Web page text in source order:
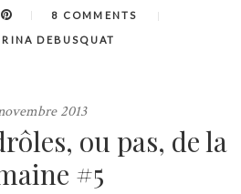
8 COMMENTS
DEBUSQUAT
2013
ou pas, de la
#5